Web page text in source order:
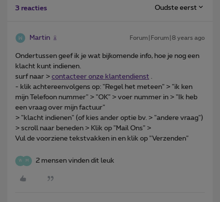
3 reacties Oudste eerst
Martin Forum|Forum|8 years ago
Ondertussen geef ik je wat bijkomende info, hoe je nog een
klacht kunt indienen.
surf naar > contacteer onze klantendienst
- klik achtereenvolgens op: "Regel het meteen" > "ik ken
mijn Telefoon nummer" > "OK" > voer nummer in > "Ik heb
een vraag over mijn factuur"
> "klacht indienen" (of kies ander optie bv. > "andere vraag")
> scroll naar beneden > Klik op "Mail Ons" >
Vul de voorziene tekstvakken in en klik op "Verzenden"
W M 2 mensen vinden dit leuk